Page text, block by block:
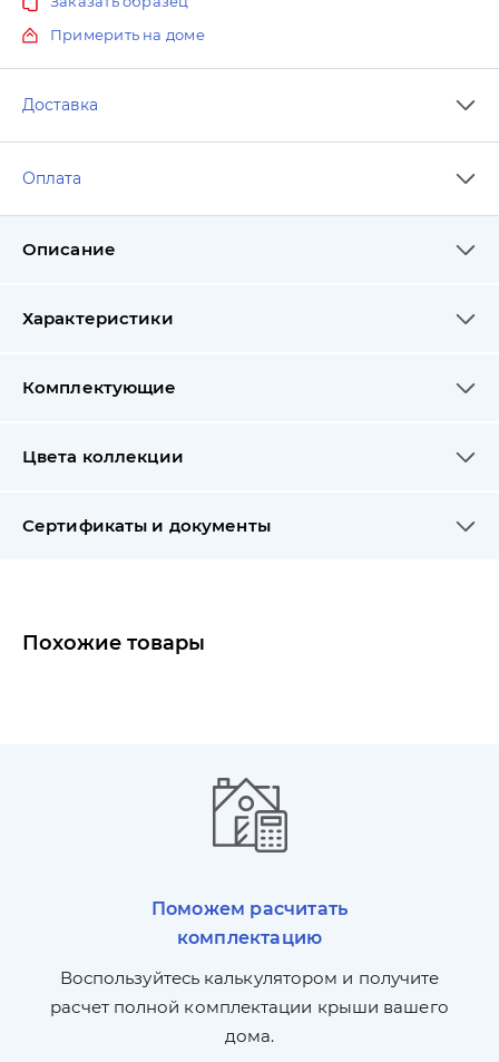
Примерить на доме
Доставка
Оплата
Описание
Характеристики
Комплектующие
Цвета коллекции
Сертификаты и документы
Похожие товары
Поможем расчитать
комплектацию
Воспользуйтесь калькулятором и получите
расчет полной комплектации крыши вашего
дома.